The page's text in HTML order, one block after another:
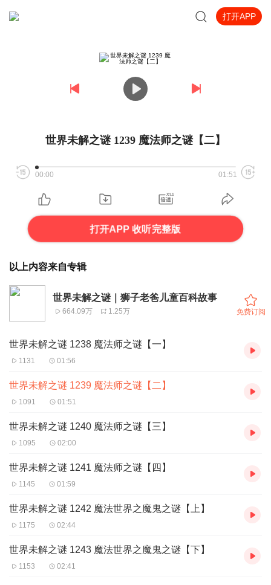
打开APP
世界未解之谜 1239 魔法师之谜【二】
00:00 01:51
打开APP 收听完整版
以上内容来自专辑
世界未解之谜｜狮子老爸儿童百科故事
664.09万 1.25万 免费订阅
世界未解之谜 1238 魔法师之谜【一】
1131 01:56
世界未解之谜 1239 魔法师之谜【二】
1091 01:51
世界未解之谜 1240 魔法师之谜【三】
1095 02:00
世界未解之谜 1241 魔法师之谜【四】
1145 01:59
世界未解之谜 1242 魔法世界之魔鬼之谜【上】
1175 02:44
世界未解之谜 1243 魔法世界之魔鬼之谜【下】
1153 02:41